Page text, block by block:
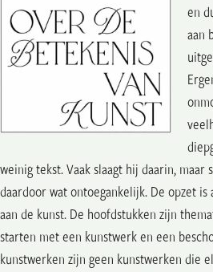
en
aan
weinig tekst. Vaak slaagt hij daarin, maar
daardoor wat ontoegankelijk. De opzet
aan de kunst. De hoofdstukken zijn
starten met een kunstwerk en een
kunstwerken zijn geen kunstwerken die